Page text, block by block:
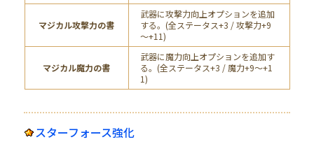
マジカル攻撃力の書
武器に攻撃力向上オプションを追加
する。(全ステータス+3 / 攻撃力+9
～+11)
マジカル魔力の書
武器に魔力向上オプションを追加す
る。(全ステータス+3 / 魔力+9～+1
1)
スターフォース強化